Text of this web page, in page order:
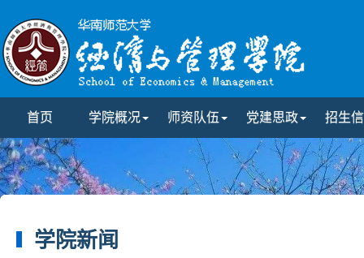
首页 学院概况 师资队伍 党建思政 招生
学院新闻